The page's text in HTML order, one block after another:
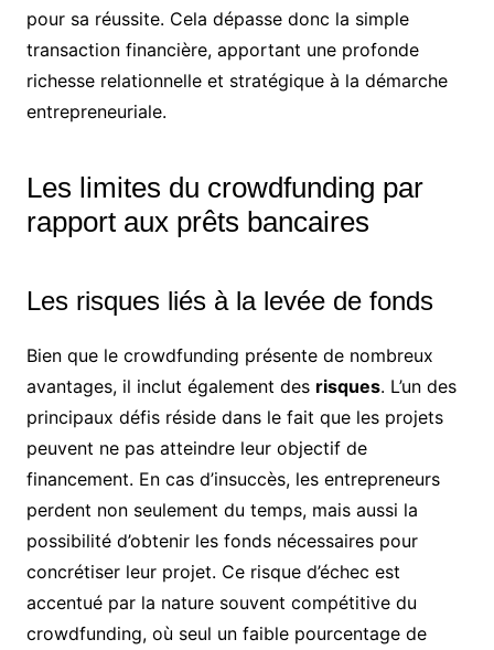
pour sa réussite. Cela dépasse donc la simple
transaction financière, apportant une profonde
richesse relationnelle et stratégique à la démarche
entrepreneuriale.
Les limites du crowdfunding par
rapport aux prêts bancaires
Les risques liés à la levée de fonds
Bien que le crowdfunding présente de nombreux
avantages, il inclut également des risques. L’un des
principaux défis réside dans le fait que les projets
peuvent ne pas atteindre leur objectif de
financement. En cas d’insuccès, les entrepreneurs
perdent non seulement du temps, mais aussi la
possibilité d’obtenir les fonds nécessaires pour
concrétiser leur projet. Ce risque d’échec est
accentué par la nature souvent compétitive du
crowdfunding, où seul un faible pourcentage de